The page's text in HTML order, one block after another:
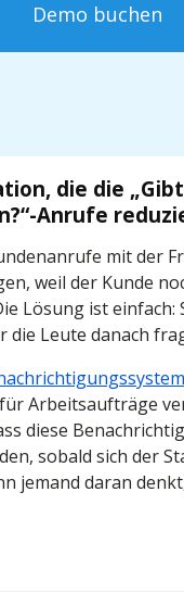
Demo buchen
die die
Anrufe
mit der
weil der Kunde
Lösung ist einfach:
die Leute danach
Arbeitsaufträge
diese
sobald sich der
jemand daran